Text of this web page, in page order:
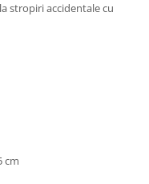
stropiri accidentale cu
cm